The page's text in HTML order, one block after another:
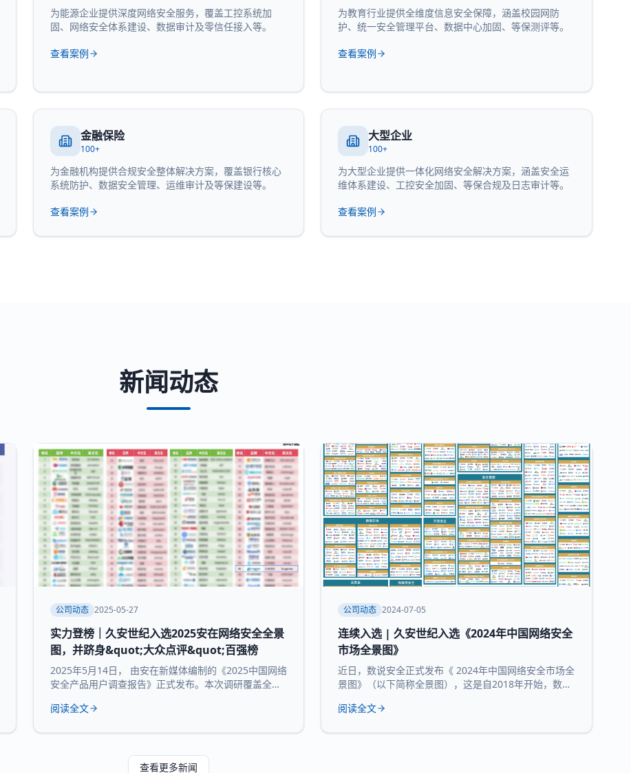
为能源企业提供深度网络安全服务，覆盖工控系统加
固、网络安全体系建设、数据审计及零信任接入等。
查看案例
为教育行业提供全维度信息安全保障，涵盖校园网防
护、统一安全管理平台、数据中心加固、等保测评等。
查看案例
金融保险
100+
为金融机构提供合规安全整体解决方案，覆盖银行核心
系统防护、数据安全管理、运维审计及等保建设等。
查看案例
大型企业
100+
为大型企业提供一体化网络安全解决方案，涵盖安全运
维体系建设、工控安全加固、等保合规及日志审计等。
查看案例
新闻动态
公司动态 2025-05-27
实力登榜｜久安世纪入选2025安在网络安全全景
图，并跻身&quot;大众点评&quot;百强榜
2025年5月14日， 由安在新媒体编制的《2025中国网络
安全产品用户调查报告》正式发布。本次调研覆盖全国
“中国网络安全产品用户大众点评全景图”“中国网络安全
全、业务与应用安全、信创产品、安全服务、通用网
阅读全文
公司动态 2024-07-05
连续入选 | 久安世纪入选《2024年中国网络安全
市场全景图》
近日，数说安全正式发布《 2024年中国网络安全市场全
景图》（以下简称全景图），这是自2018年开始，数说
领域的技术沉淀、服务经验和长时间的市场验证，再度
阅读全文
查看更多新闻